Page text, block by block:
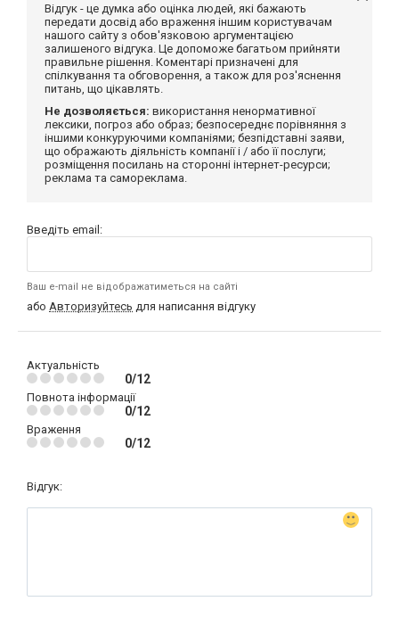
Відгук - це думка або оцінка людей, які бажають
передати досвід або враження іншим користувачам
нашого сайту з обов'язковою аргументацією
залишеного відгука. Це допоможе багатьом прийняти
правильне рішення. Коментарі призначені для
спілкування та обговорення, а також для роз'яснення
питань, що цікавлять.
Не дозволяється: використання ненормативної
лексики, погроз або образ; безпосереднє порівняння з
іншими конкуруючими компаніями; безпідставні заяви,
що ображають діяльність компанії і / або її послуги;
розміщення посилань на сторонні інтернет-ресурси;
реклама та самореклама.
Введіть email:
Ваш e-mail не відображатиметься на сайті
або Авторизуйтесь для написання відгуку
Актуальність
0/12
Повнота інформації
0/12
Враження
0/12
Відгук: